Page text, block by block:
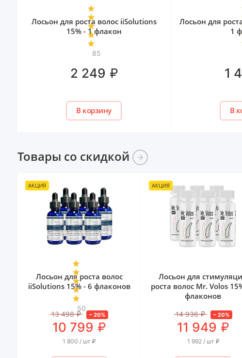
85
Лосьон для роста волос iiSolutions
15% - 1 флакон
2 249 ₽
В корзину
Лосьон для
1
1
В
Товары со скидкой
АКЦИЯ
50
Лосьон для роста волос
iiSolutions 15% - 6 флаконов
13 498 ₽ –20%
10 799 ₽
1 800 / шт ₽
АКЦИЯ
Лосьон для
роста волос Mr. Volos
флаконов
14 936 ₽ – 20%
11 949 ₽
1 992 / шт ₽